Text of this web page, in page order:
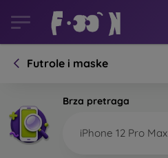
Futrole i maske
Brza pretraga
iPhone 12 Pro Max